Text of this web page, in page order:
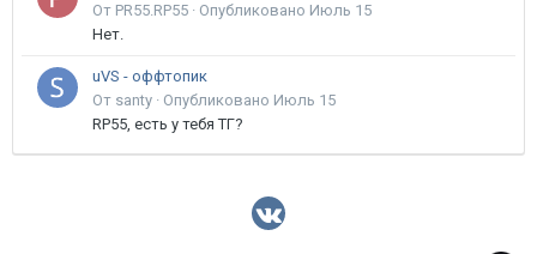
От PR55.RP55 · Опубликовано Июль 15
Нет.
uVS - оффтопик
От santy · Опубликовано Июль 15
RP55, есть у тебя ТГ?